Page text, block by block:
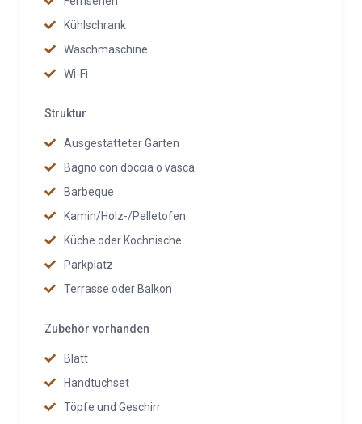
Kühlschrank
Waschmaschine
Wi-Fi
Struktur
Ausgestatteter Garten
Bagno con doccia o vasca
Barbeque
Kamin/Holz-/Pelletofen
Küche oder Kochnische
Parkplatz
Terrasse oder Balkon
Zubehör vorhanden
Blatt
Handtuchset
Töpfe und Geschirr